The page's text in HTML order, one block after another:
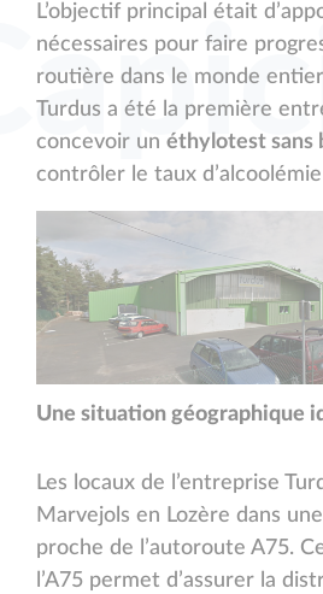
L’objectif principal était
nécessaires pour faire
routière dans le monde
Turdus a été la première
concevoir un éthylotest sans
contrôler le taux
Une situation géographique
Les locaux de l’entreprise
Marvejols en Lozère dans
proche de l’autoroute A75.
l’A75 permet d’assurer la